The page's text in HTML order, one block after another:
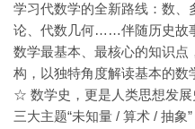
学习代数学的全新路线：数
论、代数几何……伴随历史故
数学最基本、最核心的知识点
构，以独特角度解读基本的数
☆ 数学史，更是人类思想发展
三大主题“未知量 / 算术 / 抽象